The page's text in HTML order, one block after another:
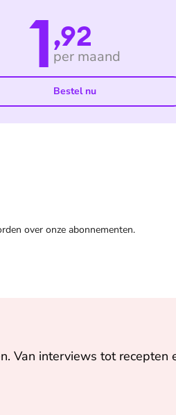
1,92
per maand
Bestel nu
over onze abonnementen.
Van interviews tot